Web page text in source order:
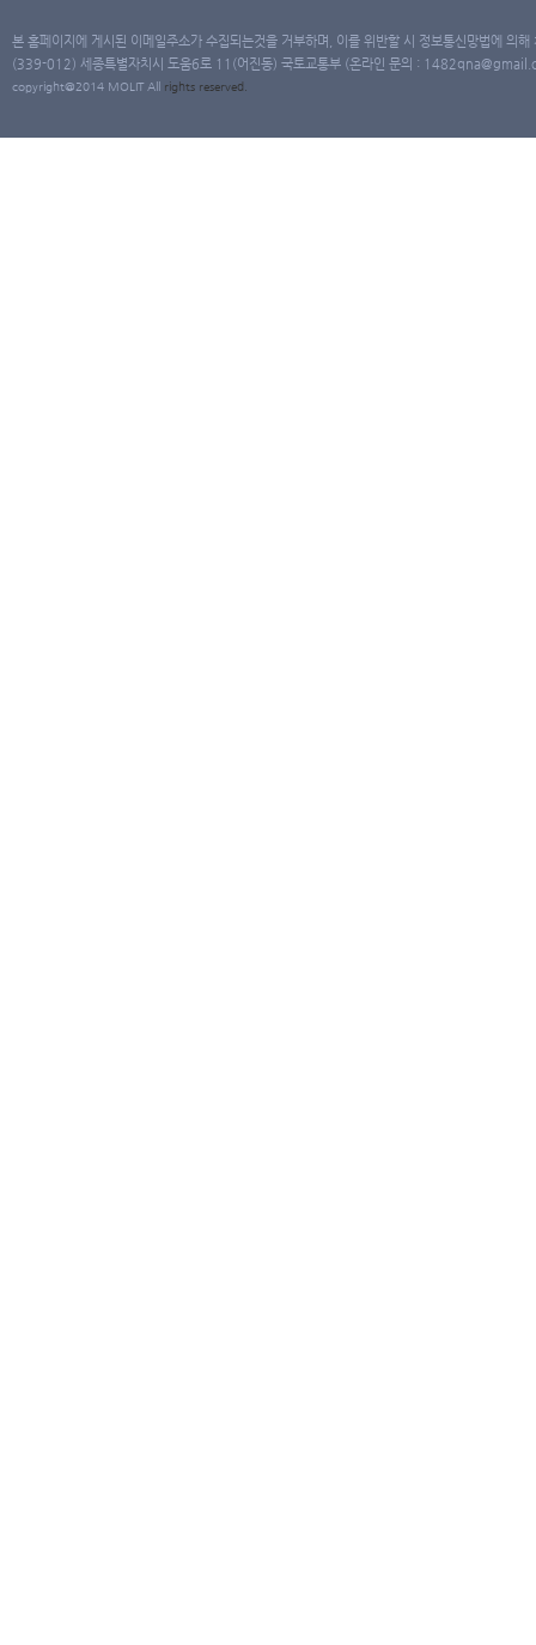
본 홈페이지에 게시된 이메일주소가 수집되는것을 거부하며, 이를 위반할 시 정보통신망법에 의
(339-012) 세종특별자치시 도움6로 11(어진동) 국토교통부 (온라인 문의 :
copyright@2014 MOLIT All rights reserved.